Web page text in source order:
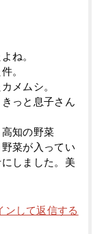
ね。
。
メムシ。
っと息子さん
知の野菜
菜が入ってい
しました。美
ンして返信する